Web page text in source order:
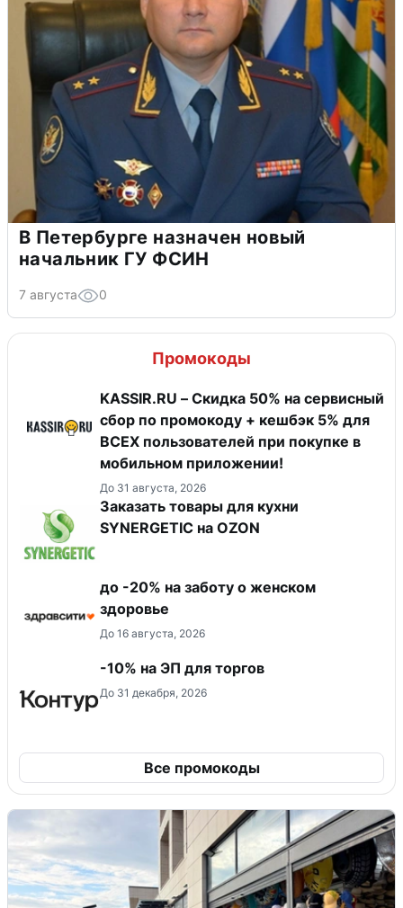
В Петербурге назначен новый
начальник ГУ ФСИН
7 августа 0
Промокоды
KASSIR.RU – Скидка 50% на сервисный
сбор по промокоду + кешбэк 5% для
ВСЕХ пользователей при покупке в
мобильном приложении!
До 31 августа, 2026
Заказать товары для кухни
SYNERGETIC на OZON
до -20% на заботу о женском
здоровье
До 16 августа, 2026
-10% на ЭП для торгов
До 31 декабря, 2026
Все промокоды